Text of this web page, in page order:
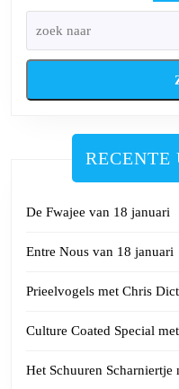
De Fwajee van 18 januari
Entre Nous van 18 januari
Prieelvogels met Chris
Culture Coated Special
Het Schuuren Scharniertje